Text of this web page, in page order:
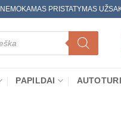
NEMOKAMAS PRISTATYMAS
PAPILDAI